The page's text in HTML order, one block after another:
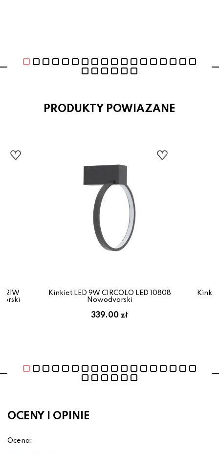
PRODUKTY POWIAZANE
10808
Kinkiet LED 9W CIRCOLO LED 11601
Nowodvorski
339.00 zł
OCENY I OPINIE
Ocena: